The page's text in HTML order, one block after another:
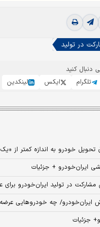
در تولید
دنبال کنید
تلگرام ایکس لینکدین
خودرو به اندازه کمتر از
ایران‌خودرو + جزئیات
در تولید ایران‌خودرو
ایران‌خودرو/ چه خودروهایی
جزئیات